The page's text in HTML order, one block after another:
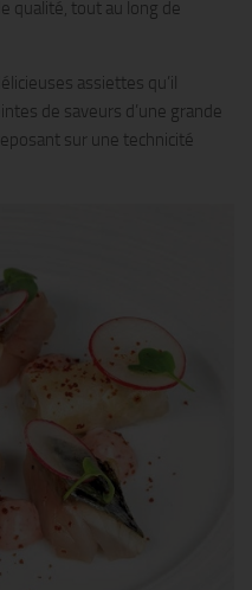
qualité, tout au long de
assiettes qu’il
de saveurs d’une grande
sur une technicité